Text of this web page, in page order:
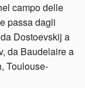
campo delle
passa dagli
Dostoevskij a
da Baudelaire a
Toulouse-